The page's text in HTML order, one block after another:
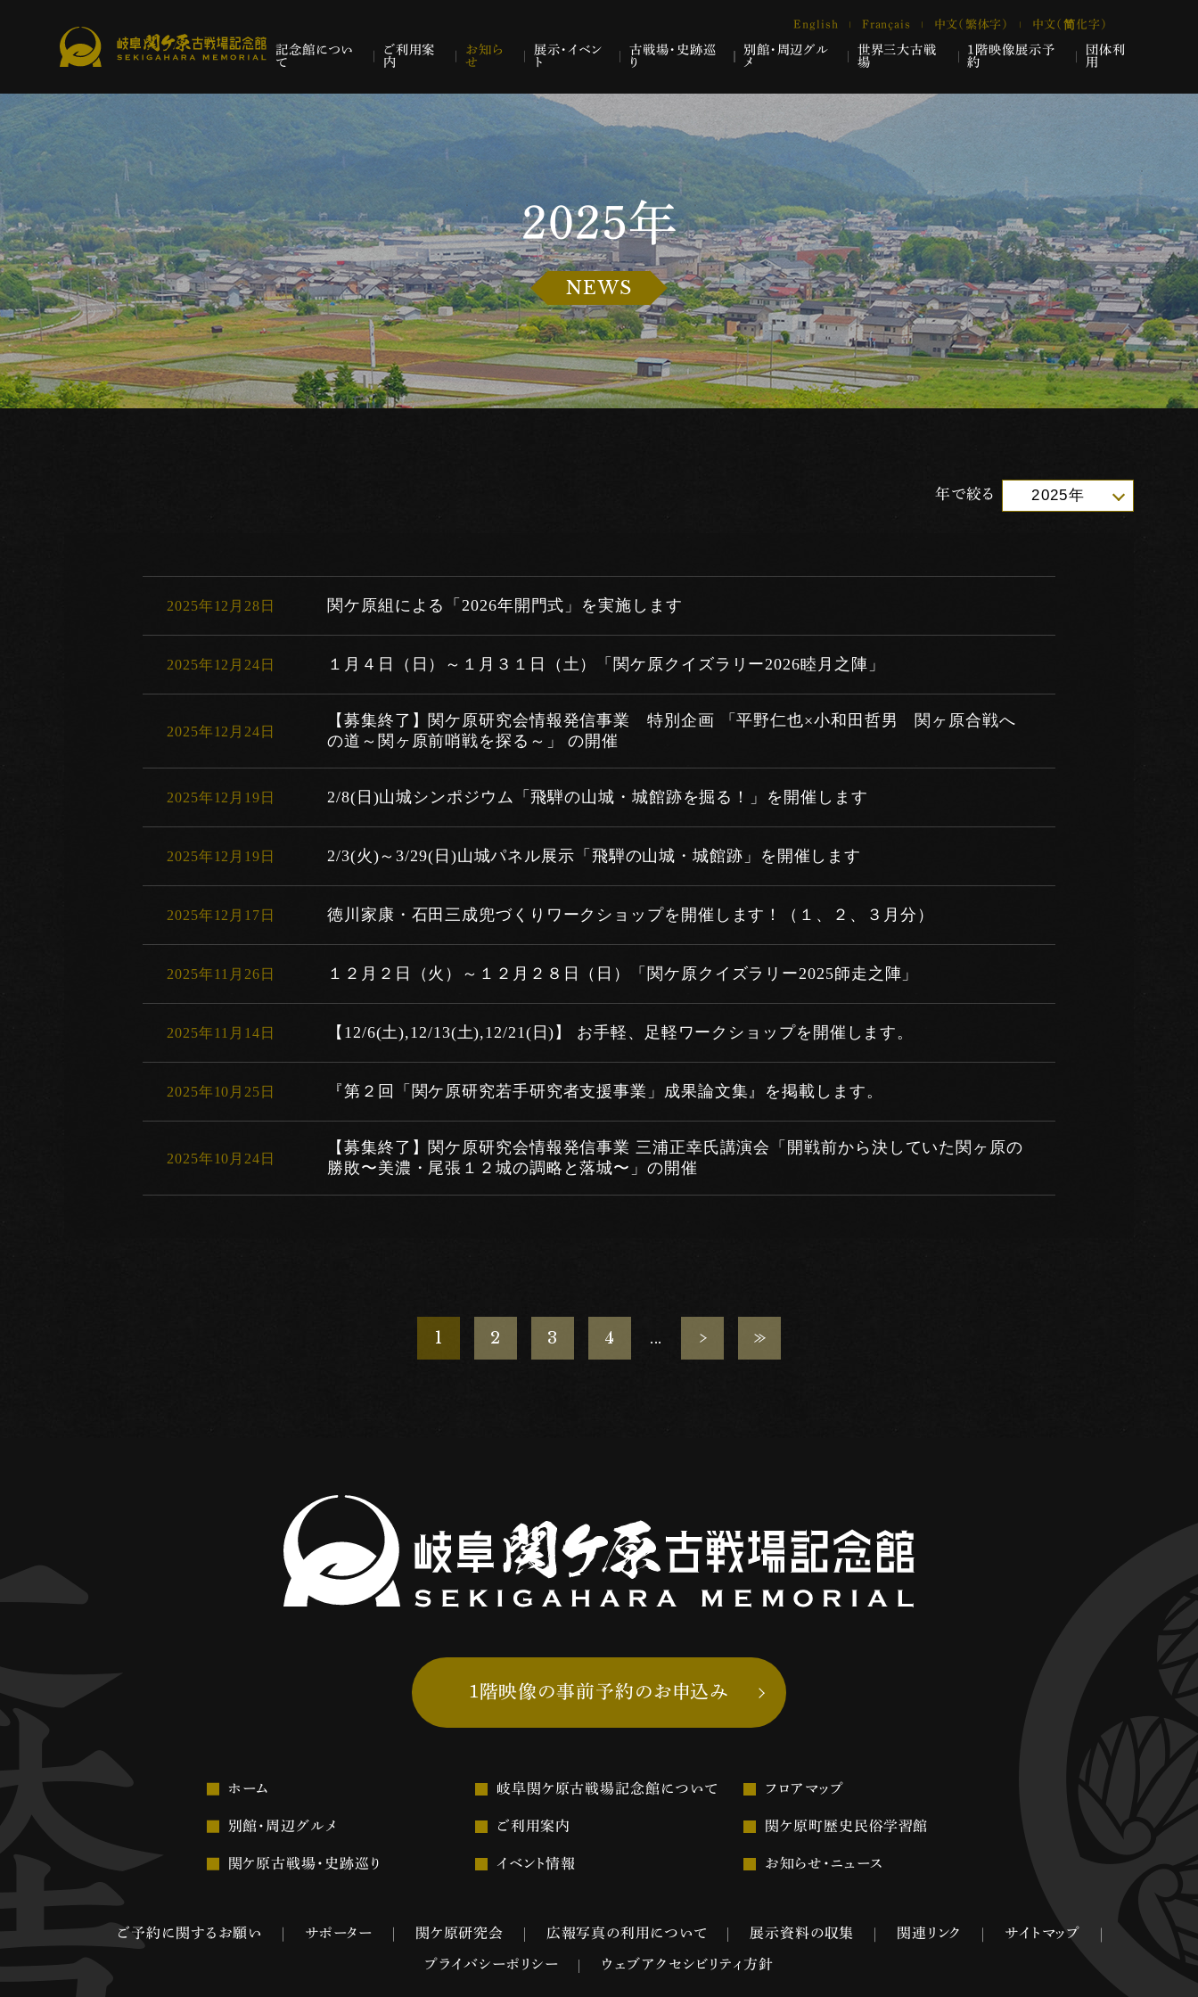
English Français 中文（繁体字） 中文（简化字）
記念館につい
て
ご利用案
内
お知ら
せ
展示・イベン
ト
古戦場・史跡巡
り
別館・周辺グル
メ
世界三大古戦
場
1階映像展示予
約
団体利
用
2025年
NEWS
年で絞る 2025年
2025年12月28日 関ケ原組による「2026年開門式」を実施します
2025年12月24日 １月４日（日）～１月３１日（土）「関ケ原クイズラリー2026睦月之陣」
2025年12月24日
【募集終了】関ケ原研究会情報発信事業 特別企画 「平野仁也×小和田哲男 関ヶ原合戦へ
の道～関ヶ原前哨戦を探る～」 の開催
2025年12月19日 2/8(日)山城シンポジウム「飛騨の山城・城館跡を掘る！」を開催します
2025年12月19日 2/3(火)～3/29(日)山城パネル展示「飛騨の山城・城館跡」を開催します
2025年12月17日 徳川家康・石田三成兜づくりワークショップを開催します！（１、２、３月分）
2025年11月26日 １２月２日（火）～１２月２８日（日）「関ケ原クイズラリー2025師走之陣」
2025年11月14日 【12/6(土),12/13(土),12/21(日)】 お手軽、足軽ワークショップを開催します。
2025年10月25日 『第２回「関ケ原研究若手研究者支援事業」成果論文集』を掲載します。
2025年10月24日
【募集終了】関ケ原研究会情報発信事業 三浦正幸氏講演会「開戦前から決していた関ヶ原の
勝敗〜美濃・尾張１２城の調略と落城〜」の開催
1 2 3 4 ...
1階映像の事前予約のお申込み
ホーム 岐阜関ケ原古戦場記念館について フロアマップ
別館・周辺グルメ ご利用案内 関ケ原町歴史民俗学習館
関ケ原古戦場・史跡巡り イベント情報 お知らせ・ニュース
ご予約に関するお願い サポーター 関ケ原研究会 広報写真の利用について 展示資料の収集 関連リンク サイトマップ
プライバシーポリシー ウェブアクセシビリティ方針